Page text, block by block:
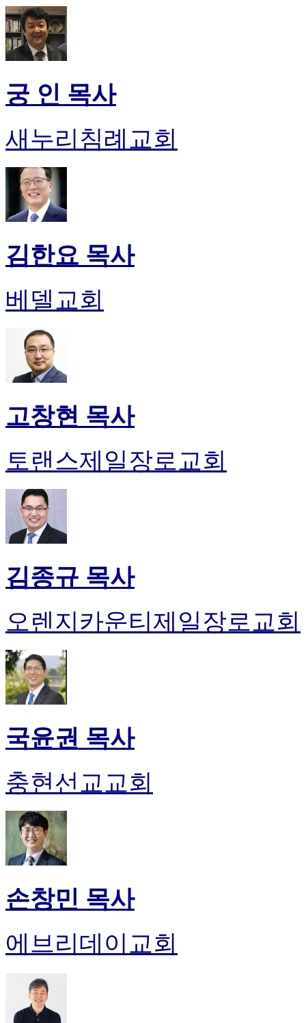
궁 인 목사
새누리침례교회
김한요 목사
베델교회
고창현 목사
토랜스제일장로교회
김종규 목사
오렌지카운티제일장로교회
국윤권 목사
충현선교교회
손창민 목사
에브리데이교회